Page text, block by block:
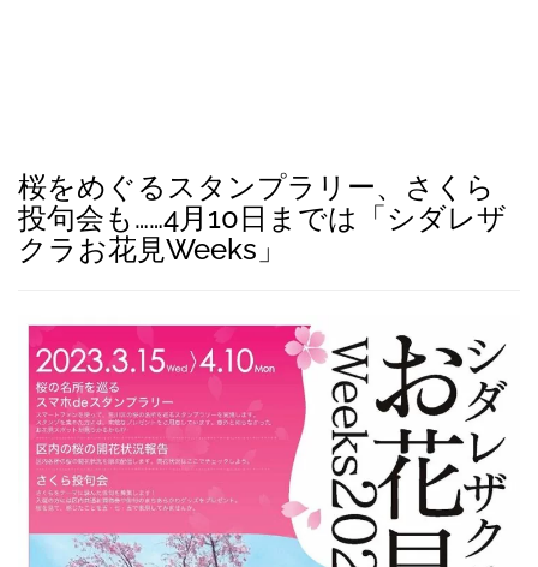
桜をめぐるスタンプラリー、さくら
投句会も……4月10日までは「シダレザ
クラお花見Weeks」